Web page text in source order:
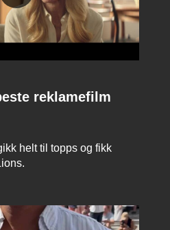
reklamefilm
helt til topps og fikk